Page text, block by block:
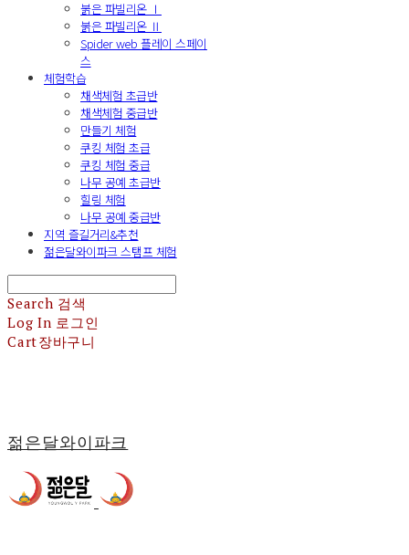
붉은 파빌리온 Ⅰ
붉은 파빌리온 Ⅱ
Spider web 플레이 스페이
스
체험학습
채색체험 초급반
채색체험 중급반
만들기 체험
쿠킹 체험 초급
쿠킹 체험 중급
나무 공예 초급반
힐링 체험
나무 공예 중급반
지역 즐길거리&추천
젊은달와이파크 스탬프 체험
Search 검색
Log In 로그인
Cart장바구니
젊은달와이파크